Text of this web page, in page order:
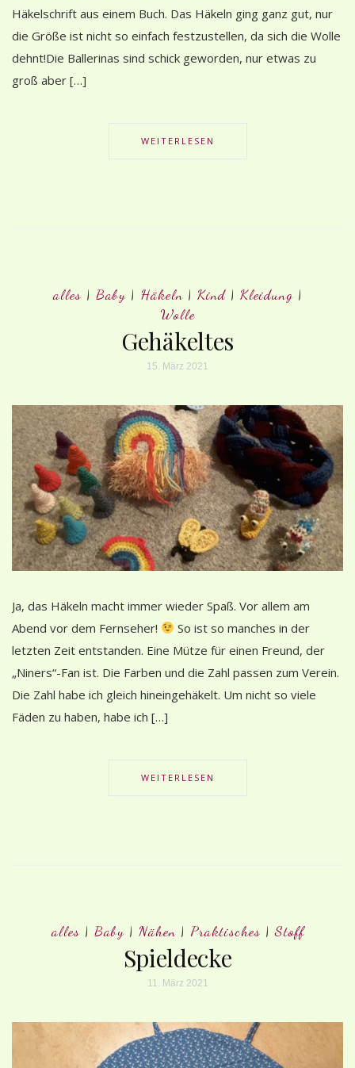
Häkelschrift aus einem Buch. Das Häkeln ging ganz gut, nur
die Größe ist nicht so einfach festzustellen, da sich die Wolle
dehnt!Die Ballerinas sind schick geworden, nur etwas zu
groß aber […]
WEITERLESEN
alles| Baby| Häkeln| Kind| Kleidung|
Wolle
Gehäkeltes
15. März 2021
Ja, das Häkeln macht immer wieder Spaß. Vor allem am
Abend vor dem Fernseher!
So ist so manches in der
letzten Zeit entstanden. Eine Mütze für einen Freund, der
„Niners“-Fan ist. Die Farben und die Zahl passen zum Verein.
Die Zahl habe ich gleich hineingehäkelt. Um nicht so viele
Fäden zu haben, habe ich […]
WEITERLESEN
alles| Baby| Nähen| Praktisches|Stoff
Spieldecke
11. März 2021